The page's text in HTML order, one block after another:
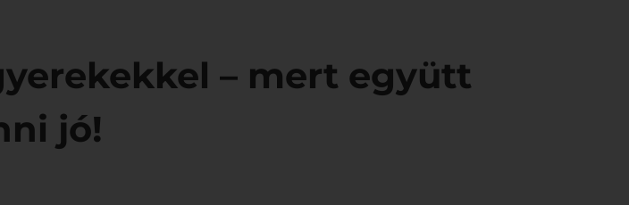
– mert együtt
jó!